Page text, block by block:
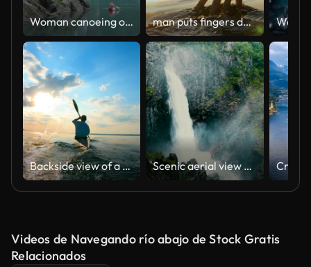
Woman canoeing on the lake in Norway man puts fingers down lake kayaking against backdrop of golden sunset, unity harmony nature
Backside view of a man sailing on a canoe Scenic aerial view of Voringfossen waterfall and river
Videos de Navegando río abajo de Stock Gratis
Relacionados